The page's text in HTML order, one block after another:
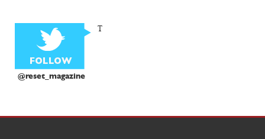
@reset_magazine
T